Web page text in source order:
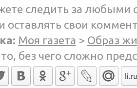
следить за любыми
оставлять свои
Моя газета > Образ
без чего сложно